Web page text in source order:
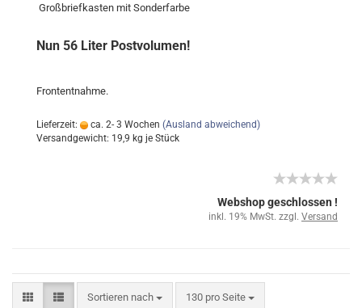
Großbriefkasten mit Sonderfarbe
Nun 56 Liter Postvolumen!
Frontentnahme.
Lieferzeit: ca. 2- 3 Wochen (Ausland abweichend)
Versandgewicht: 19,9 kg je Stück
Webshop geschlossen !
inkl. 19% MwSt. zzgl. Versand
Sortieren nach 130 pro Seite